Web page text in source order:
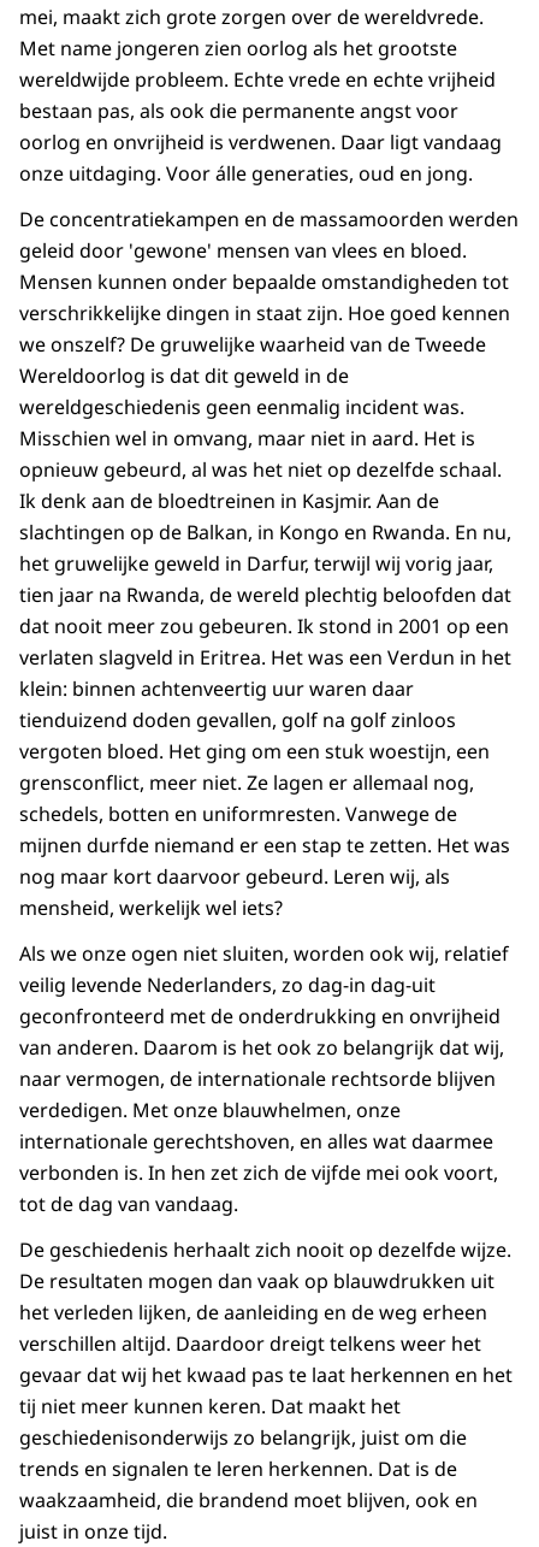
mei, maakt zich grote zorgen over de wereldvrede.
Met name jongeren zien oorlog als het grootste
wereldwijde probleem. Echte vrede en echte vrijheid
bestaan pas, als ook die permanente angst voor
oorlog en onvrijheid is verdwenen. Daar ligt vandaag
onze uitdaging. Voor álle generaties, oud en jong.
De concentratie­kampen en de massamoorden werden
geleid door 'gewone' mensen van vlees en bloed.
Mensen kunnen onder bepaalde omstandigheden tot
verschrikkelijke dingen in staat zijn. Hoe goed kennen
we onszelf? De gruwelijke waarheid van de Tweede
Wereldoorlog is dat dit geweld in de
wereldgeschiedenis geen eenmalig incident was.
Misschien wel in omvang, maar niet in aard. Het is
opnieuw gebeurd, al was het niet op dezelfde schaal.
Ik denk aan de bloedtreinen in Kasjmir. Aan de
slachtingen op de Balkan, in Kongo en Rwanda. En nu,
het gruwelijke geweld in Darfur, terwijl wij vorig jaar,
tien jaar na Rwanda, de wereld plechtig beloofden dat
dat nooit meer zou gebeuren. Ik stond in 2001 op een
verlaten slagveld in Eritrea. Het was een Verdun in het
klein: binnen achtenveertig uur waren daar
tienduizend doden gevallen, golf na golf zinloos
vergoten bloed. Het ging om een stuk woestijn, een
grensconflict, meer niet. Ze lagen er allemaal nog,
schedels, botten en uniformresten. Vanwege de
mijnen durfde niemand er een stap te zetten. Het was
nog maar kort daarvoor gebeurd. Leren wij, als
mensheid, werkelijk wel iets?
Als we onze ogen niet sluiten, worden ook wij, relatief
veilig levende Nederlanders, zo dag-in dag-uit
geconfronteerd met de onderdrukking en onvrijheid
van anderen. Daarom is het ook zo belangrijk dat wij,
naar vermogen, de internationale rechtsorde blijven
verdedigen. Met onze blauwhelmen, onze
internationale gerechtshoven, en alles wat daarmee
verbonden is. In hen zet zich de vijfde mei ook voort,
tot de dag van vandaag.
De geschiedenis herhaalt zich nooit op dezelfde wijze.
De resultaten mogen dan vaak op blauwdrukken uit
het verleden lijken, de aanleiding en de weg erheen
verschillen altijd. Daardoor dreigt telkens weer het
gevaar dat wij het kwaad pas te laat herkennen en het
tij niet meer kunnen keren. Dat maakt het
geschiedenisonderwijs zo belangrijk, juist om die
trends en signalen te leren herkennen. Dat is de
waakzaam­heid, die brandend moet blijven, ook en
juist in onze tijd.